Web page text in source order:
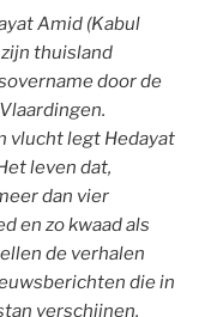
Amid (Kabul
thuisland
door de
vlucht legt Hedayat
leven dat,
dan vier
en zo kwaad als
de verhalen
die in
verschijnen.